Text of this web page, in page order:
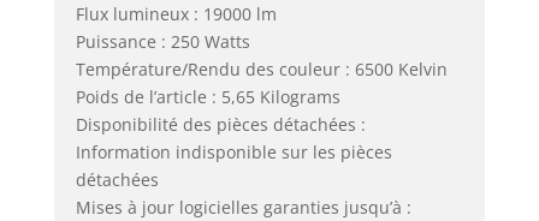
Flux lumineux : 19000 lm
Puissance : 250 Watts
Température/Rendu des couleur : 6500 Kelvin
Poids de l’article : 5,65 Kilograms
Disponibilité des pièces détachées :
Information indisponible sur les pièces
détachées
Mises à jour logicielles garanties jusqu’à :